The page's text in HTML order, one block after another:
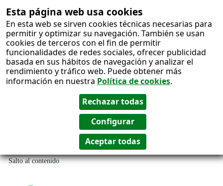
Esta página web usa cookies
En esta web se sirven cookies técnicas necesarias para
permitir y optimizar su navegación. También se usan
cookies de terceros con el fin de permitir
funcionalidades de redes sociales, ofrecer publicidad
basada en sus hábitos de navegación y analizar el
rendimiento y tráfico web. Puede obtener más
información en nuestra Política de cookies.
Salto al contenido